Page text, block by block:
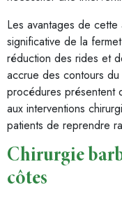
Les avantages de cette
significative de la
réduction des rides et
accrue des contours
procédures présentent
aux interventions
patients de reprendre
Chirurgie
côtes